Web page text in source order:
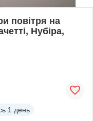
повітря на
Нубіра,
1 день